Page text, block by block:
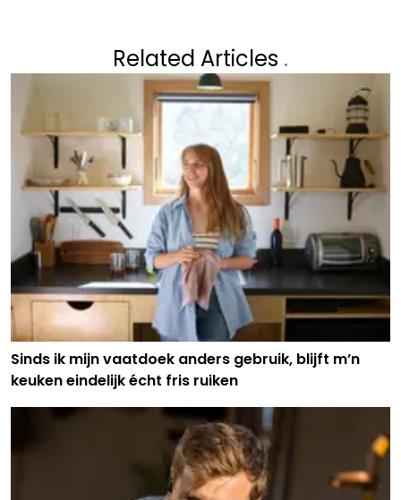
Related Articles .
Sinds ik mijn vaatdoek anders gebruik, blijft m’n
keuken eindelijk écht fris ruiken